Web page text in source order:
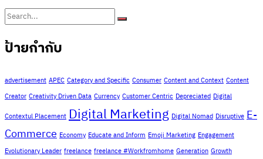
ป้ายกำกับ
advertisement APEC Category and Specific Consumer Content and Context Content
Creator Creativity Driven Data Currency Customer Centric Depreciated Digital
Contextul Placement Digital Marketing Digital Nomad Disruptive E-
Commerce Economy Educate and Inform Emoji Marketing Engagement
Evolutionary Leader freelance freelance #Workfromhome Generation Growth